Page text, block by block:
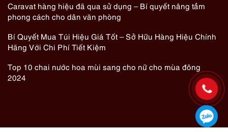
Caravat hàng hiệu đã qua sử dụng – Bí quyết nâng tầm
phong cách cho dân văn phòng
Bí Quyết Mua Túi Hiệu Giá Tốt – Sở Hữu Hàng Hiệu Chính
Hãng Với Chi Phí Tiết Kiệm
Top 10 chai nước hoa mùi sang cho nữ cho mùa đông
2024